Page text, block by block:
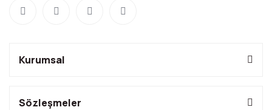
Kurumsal
Sözleşmeler